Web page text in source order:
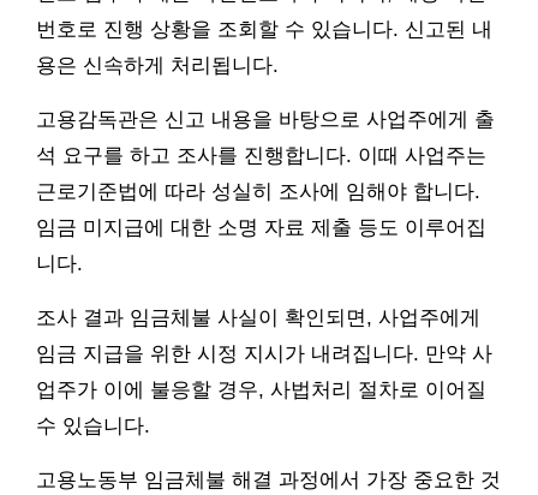
번호로 진행 상황을 조회할 수 있습니다. 신고된 내
용은 신속하게 처리됩니다.
고용감독관은 신고 내용을 바탕으로 사업주에게 출
석 요구를 하고 조사를 진행합니다. 이때 사업주는
근로기준법에 따라 성실히 조사에 임해야 합니다.
임금 미지급에 대한 소명 자료 제출 등도 이루어집
니다.
조사 결과 임금체불 사실이 확인되면, 사업주에게
임금 지급을 위한 시정 지시가 내려집니다. 만약 사
업주가 이에 불응할 경우, 사법처리 절차로 이어질
수 있습니다.
고용노동부 임금체불 해결 과정에서 가장 중요한 것